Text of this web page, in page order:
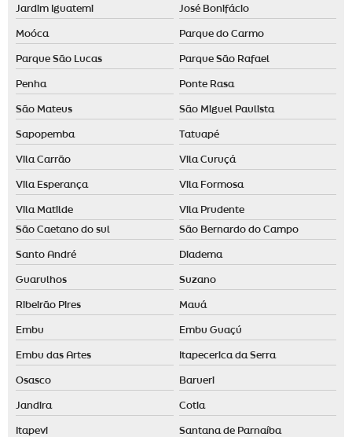
Jardim Iguatemi José Bonifácio
Moóca Parque do Carmo
Parque São Lucas Parque São Rafael
Penha Ponte Rasa
São Mateus São Miguel Paulista
Sapopemba Tatuapé
Vila Carrão Vila Curuçá
Vila Esperança Vila Formosa
Vila Matilde Vila Prudente
São Caetano do sul São Bernardo do Campo
Santo André Diadema
Guarulhos Suzano
Ribeirão Pires Mauá
Embu Embu Guaçú
Embu das Artes Itapecerica da Serra
Osasco Barueri
Jandira Cotia
Itapevi Santana de Parnaíba